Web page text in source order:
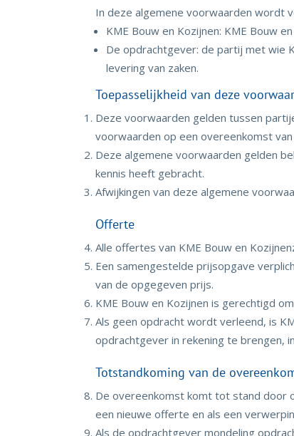
In deze algemene voorwaarden wordt
KME Bouw en Kozijnen: KME Bouw
De opdrachtgever: de partij met wie
levering van zaken.
Toepasselijkheid van deze
Deze voorwaarden gelden tussen
voorwaarden op een overeenkomst
Deze algemene voorwaarden gelden
kennis heeft gebracht.
Afwijkingen van deze algemene
Offerte
Alle offertes van KME Bouw en
Een samengestelde prijsopgave
van de opgegeven prijs.
KME Bouw en Kozijnen is gerechtigd
Als geen opdracht wordt verleend, is
opdrachtgever in rekening te brengen,
Totstandkoming van de
De overeenkomst komt tot stand door
een nieuwe offerte en als een
Als de opdrachtgever mondeling